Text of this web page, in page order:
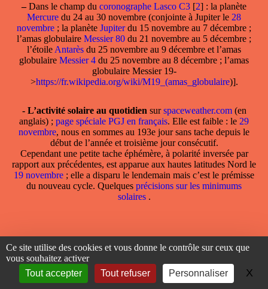
– Dans le champ du coronographe Lasco C3 [2] : la planète
Mercure du 24 au 30 novembre (conjointe à Jupiter le 28
novembre ; la planète Jupiterdu 15 novembre au 7 décembre ;
l’amas globulaire Messier 80 du 21 novembre au 5 décembre ;
l’étoile Antarès du 25 novembre au 9 décembre et l’amas
globulaire Messier 4 du 25 novembre au 8 décembre ; l’amas
globulaire Messier 19-
>https://fr.wikipedia.org/wiki/M19_(amas_globulaire)].
- L’activité solaire au quotidien surspaceweather.com(en
anglais) ; page spéciale PGJ en français. Elle est faible : le 29
novembre, nous en sommes au 193e jour sans tache depuis le
début de l’année et troisième jour consécutif.
Cependant une petite tache éphémère, à polarité inversée par
rapport aux précédentes, est apparue aux hautes latitudes Nord le
19 novembre ; elle a disparu le lendemain mais c’est le prémisse
du nouveau cycle. Quelques précisions sur les minimums
solaires.
Les planètes en
Ce site utilise des cookies et vous donne le contrôle sur ceux que
vous souhaitez activer
Tout accepter
Tout refuser Personnaliser X